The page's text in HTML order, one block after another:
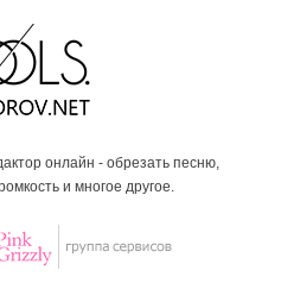
онлайн - обрезать песню,
и многое другое.